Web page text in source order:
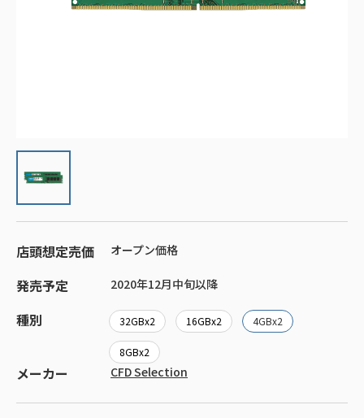
店頭想定売価 オープン価格
発売予定 2020年12月中旬以降
種別 32GBx2 16GBx2 4GBx2
8GBx2
メーカー CFD Selection